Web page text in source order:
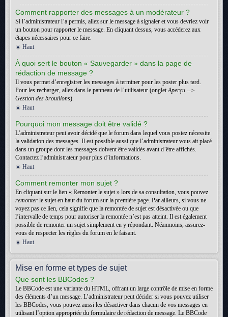
Comment rapporter des messages à un modérateur ?
Si l’administrateur l’a permis, allez sur le message à signaler et vous devriez voir
un bouton pour rapporter le message. En cliquant dessus, vous accéderez aux
étapes nécessaires pour ce faire.
Haut
À quoi sert le bouton « Sauvegarder » dans la page de
rédaction de message ?
Il vous permet d’enregistrer les messages à terminer pour les poster plus tard.
Pour les recharger, allez dans le panneau de l’utilisateur (ongletAperçu -->
Gestion des brouillons).
Haut
Pourquoi mon message doit être validé ?
L’administrateur peut avoir décidé que le forum dans lequel vous postez nécessite
la validation des messages. Il est possible aussi que l’administrateur vous ait placé
dans un groupe dont les messages doivent être validés avant d’être affichés.
Contactez l’administrateur pour plus d’informations.
Haut
Comment remonter mon sujet ?
En cliquant sur le lien « Remonter le sujet » lors de sa consultation, vous pouvez
remonter le sujet en haut du forum sur la première page. Par ailleurs, si vous ne
voyez pas ce lien, cela signifie que la remontée de sujet est désactivée ou que
l’intervalle de temps pour autoriser la remontée n’est pas atteint. Il est également
possible de remonter un sujet simplement en y répondant. Néanmoins, assurez-
vous de respecter les règles du forum en le faisant.
Haut
Mise en forme et types de sujet
Que sont les BBCodes ?
Le BBCode est une variante du HTML, offrant un large contrôle de mise en forme
des éléments d’un message. L’administrateur peut décider si vous pouvez utiliser
les BBCodes, vous pouvez aussi les désactiver dans chacun de vos messages en
utilisant l’option appropriée du formulaire de rédaction de message. Le BBCode